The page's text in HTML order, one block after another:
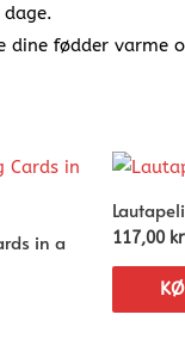
dine fødder varme
in a
117,00